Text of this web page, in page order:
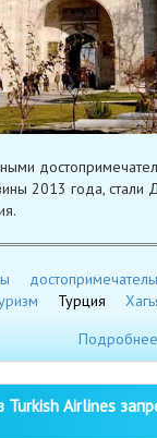
2013 года, стали
Турция
Подробнее
Airlines